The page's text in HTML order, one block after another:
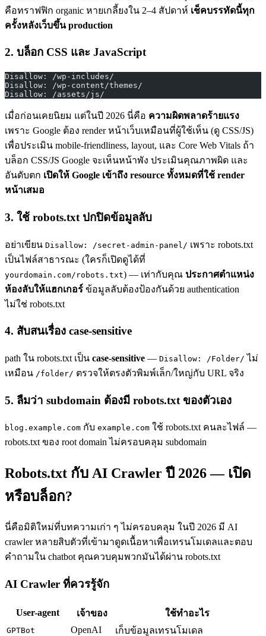
คือทราฟฟิก organic หายเกลี้ยงใน 2–4 สัปดาห์ เช็คบรรทัดนี้ทุก
ครั้งหลังเว็บขึ้น production
2. บล็อก CSS และ JavaScript
Disallow: /wp-includes/
Disallow: /wp-content/themes/
Disallow: /assets/js/
เมื่อก่อนเคยนิยม แต่ในปี 2026 นี่คือ ความผิดพลาดร้ายแรง
เพราะ Google ต้อง render หน้าเว็บเหมือนที่ผู้ใช้เห็น (ดู CSS/JS)
เพื่อประเมิน mobile-friendliness, layout, และ Core Web Vitals ถ้า
บล็อก CSS/JS Google จะเห็นหน้าพัง ประเมินคุณภาพผิด และ
อันดับตก เปิดให้ Google เข้าถึง resource ทั้งหมดที่ใช้ render
หน้าเสมอ
3. ใช้ robots.txt ปกปิดข้อมูลลับ
อย่าเขียน Disallow: /secret-admin-panel/ เพราะ robots.txt
เป็นไฟล์สาธารณะ (ใครก็เปิดดูได้ที่
yourdomain.com/robots.txt) — เท่ากับคุณ ประกาศตำแหน่ง
ห้องลับให้แฮกเกอร์ ข้อมูลลับต้องป้องกันด้วย authentication
ไม่ใช่ robots.txt
4. สับสนเรื่อง case-sensitive
path ใน robots.txt เป็น case-sensitive — Disallow: /Folder/ ไม่
เหมือน /folder/ ตรวจให้ตรงตัวพิมพ์เล็ก/ใหญ่กับ URL จริง
5. ลืมว่า subdomain ต้องมี robots.txt ของตัวเอง
blog.example.com กับ example.com ใช้ robots.txt คนละไฟล์ —
robots.txt ของ root domain ไม่ครอบคลุม subdomain
Robots.txt กับ AI Crawler ปี 2026 — เปิด
หรือบล็อก?
นี่คือมิติใหม่ที่บทความเก่า ๆ ไม่ครอบคลุม ในปี 2026 มี AI
crawler หลายสิบตัวที่เข้ามาดูดเนื้อหาเพื่อเทรนโมเดลและตอบ
คำถามใน chatbot คุณควบคุมพวกมันได้ผ่าน robots.txt
AI Crawler ที่ควรรู้จัก
User-agent เจ้าของ ใช้ทำอะไร
GPTBot OpenAI เก็บข้อมูลเทรนโมเดล